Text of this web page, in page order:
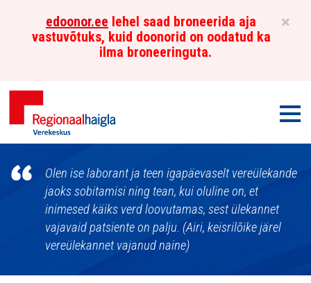
×
edoonor.ee lehel saad broneerida aja
vastuvõtuks, kuid doonorid on oodatud ka
ilma broneeringuta.
Põhja-
Eesti
Regionaalhaigla
Verekeskus
Olen ise laborant ja teen igapäevaselt vereülekande
jaoks sobitamisi ning tean, kui oluline on, et
inimesed käiks verd loovutamas, sest ülekannet
vajavaid patsiente on palju. (Airi, keisrilõike järel
vereülekannet vajanud naine)